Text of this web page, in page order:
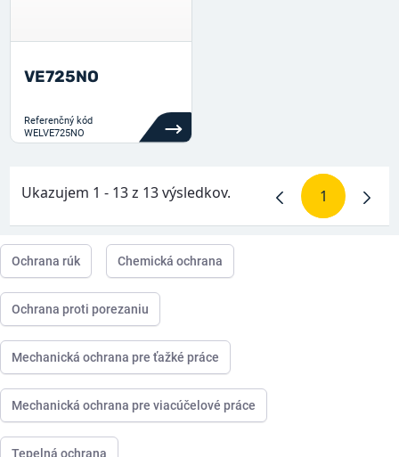
VE725NO
Referenčný kód
WELVE725NO
Ukazujem 1 - 13 z 13 výsledkov.
Stránka
1
Ochrana rúk Chemická ochrana
Ochrana proti porezaniu
Mechanická ochrana pre ťažké práce
Mechanická ochrana pre viacúčelové práce
Tepelná ochrana